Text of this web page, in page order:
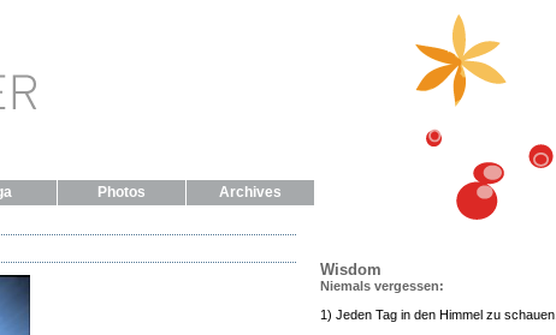
Photos Archives
Wisdom
Niemals vergessen:
1) Jeden Tag in den Himmel zu schauen.